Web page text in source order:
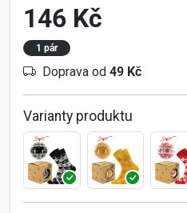
146 Kč
1 pár
Doprava od 49 Kč
Varianty produktu